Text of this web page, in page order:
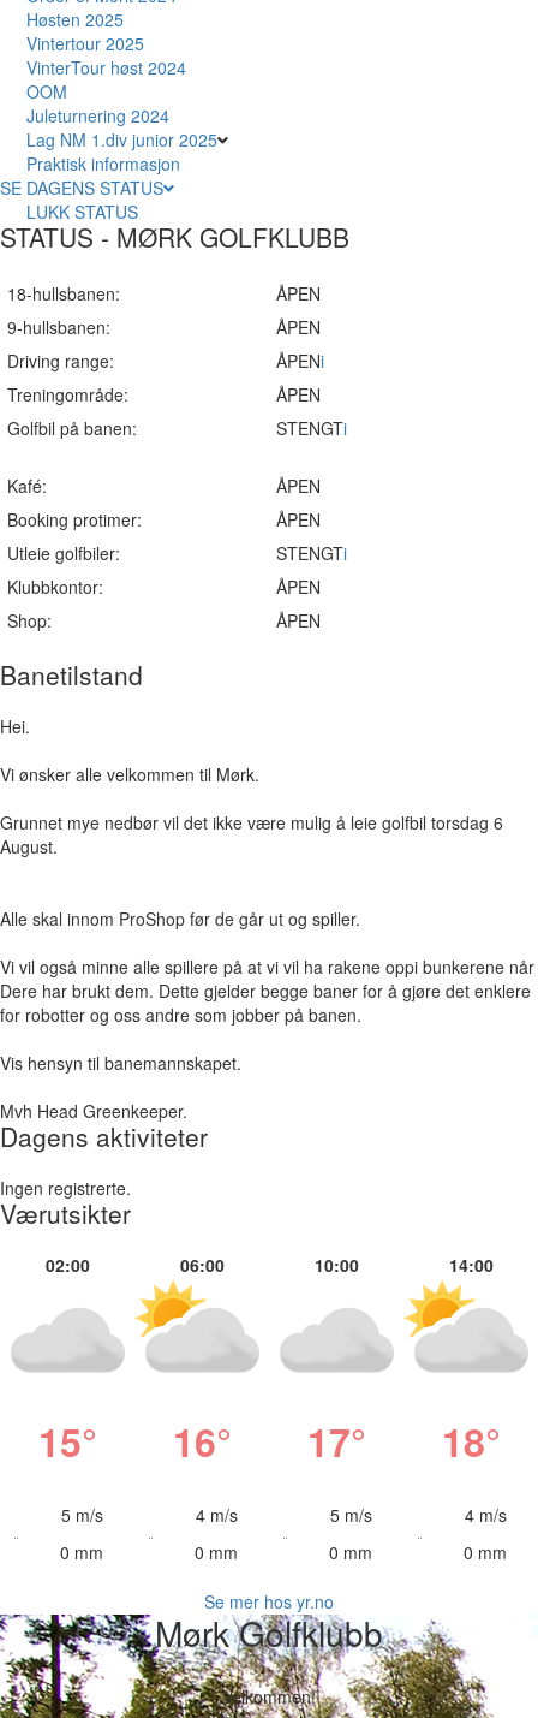
Høsten 2025
Vintertour 2025
VinterTour høst 2024
OOM
Juleturnering 2024
Lag NM 1.div junior 2025
Praktisk informasjon
SE DAGENS STATUS
LUKK STATUS
STATUS - MØRK GOLFKLUBB
18-hullsbanen:
ÅPEN
9-hullsbanen:
ÅPEN
Driving range:
ÅPENi
Treningområde:
ÅPEN
Golfbil på banen:
STENGTi
Kafé:
ÅPEN
Booking protimer:
ÅPEN
Utleie golfbiler:
STENGTi
Klubbkontor:
ÅPEN
Shop:
ÅPEN
Banetilstand
Hei.
Vi ønsker alle velkommen til Mørk.
Grunnet mye nedbør vil det ikke være mulig å leie golfbil torsdag 6
August.
Alle skal innom ProShop før de går ut og spiller.
Vi vil også minne alle spillere på at vi vil ha rakene oppi bunkerene når
Dere har brukt dem. Dette gjelder begge baner for å gjøre det enklere
for robotter og oss andre som jobber på banen.
Vis hensyn til banemannskapet.
Mvh Head Greenkeeper.
Dagens aktiviteter
Ingen registrerte.
Værutsikter
02:00
15°
5 m/s
0 mm
06:00
16°
4 m/s
0 mm
10:00
17°
5 m/s
0 mm
14:00
18°
4 m/s
0 mm
Se mer hos yr.no
Mørk Golfklubb
Velkommen!